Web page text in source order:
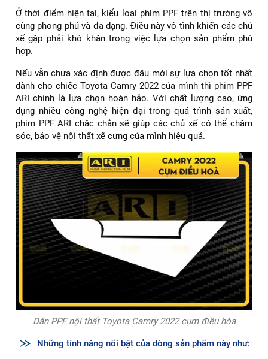
Ở thời điểm hiện tại, kiểu loại phim PPF trên thị trường vô
cùng phong phú và đa dạng. Điều này vô tình khiến các chủ
xế gặp phải khó khăn trong việc lựa chọn sản phẩm phù
hợp.
Nếu vẫn chưa xác định được đâu mới sự lựa chọn tốt nhất
dành cho chiếc Toyota Camry 2022 của mình thì phim PPF
ARI chính là lựa chọn hoàn hảo. Với chất lượng cao, ứng
dụng nhiều công nghệ hiện đại trong quá trình sản xuất,
phim PPF ARI chắc chắn sẽ giúp các chủ xế có thể chăm
sóc, bảo vệ nội thất xế cưng của mình hiệu quả.
Dán PPF nội thất Toyota Camry 2022 cụm điều hòa
Những tính năng nổi bật của dòng sản phẩm này như: